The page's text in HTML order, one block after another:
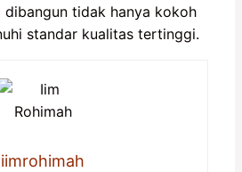
dibangun tidak hanya kokoh
standar kualitas tertinggi.
iimrohimah